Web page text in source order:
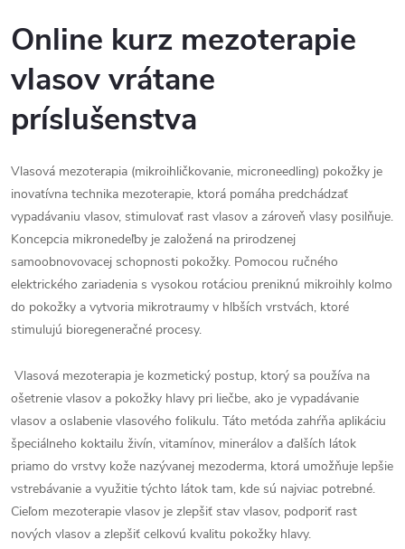
Online kurz mezoterapie
vlasov vrátane
príslušenstva
Vlasová mezoterapia (mikroihličkovanie, microneedling) pokožky je
inovatívna technika mezoterapie, ktorá pomáha predchádzať
vypadávaniu vlasov, stimulovať rast vlasov a zároveň vlasy posilňuje.
Koncepcia mikronedeľby je založená na prirodzenej
samoobnovovacej schopnosti pokožky. Pomocou ručného
elektrického zariadenia s vysokou rotáciou preniknú mikroihly kolmo
do pokožky a vytvoria mikrotraumy v hlbších vrstvách, ktoré
stimulujú bioregeneračné procesy.
Vlasová mezoterapia je kozmetický postup, ktorý sa používa na
ošetrenie vlasov a pokožky hlavy pri liečbe, ako je vypadávanie
vlasov a oslabenie vlasového folikulu. Táto metóda zahŕňa aplikáciu
špeciálneho koktailu živín, vitamínov, minerálov a ďalších látok
priamo do vrstvy kože nazývanej mezoderma, ktorá umožňuje lepšie
vstrebávanie a využitie týchto látok tam, kde sú najviac potrebné.
Cieľom mezoterapie vlasov je zlepšiť stav vlasov, podporiť rast
nových vlasov a zlepšiť celkovú kvalitu pokožky hlavy.